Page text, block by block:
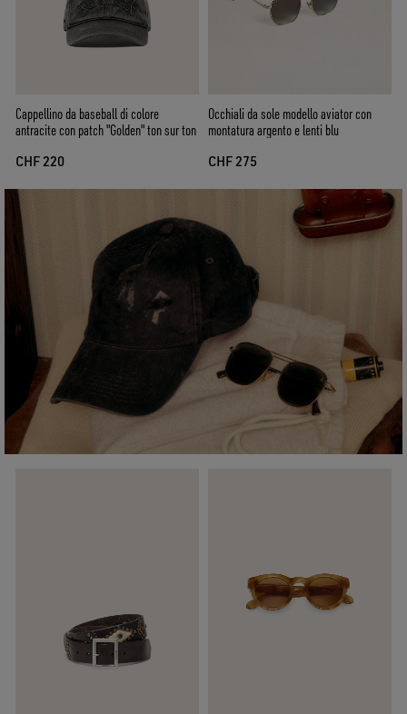
Cappellino da baseball di colore
antracite con patch "Golden" ton sur ton
CHF 220
Occhiali da sole modello aviator con
montatura argento e lenti blu
CHF 275